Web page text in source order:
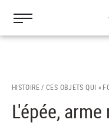
contenu
HISTOIRE / CES OBJETS QUI «
L'épée,